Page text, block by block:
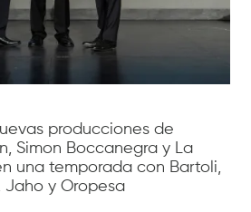
producciones de
Simon Boccanegra y La
una temporada con Bartoli,
Jaho y Oropesa